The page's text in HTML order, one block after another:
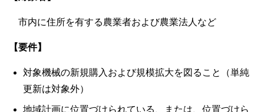
市内に住所を有する農業者および農業法人など
【要件】
対象機械の新規購入および規模拡大を図ること（単純
更新は対象外）
地域計画に位置づけられている、または、位置づけら